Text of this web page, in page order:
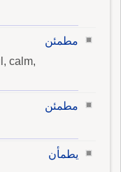
مطمئن
calm,
مطمئن
يطمأن